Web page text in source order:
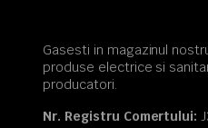
Gasesti in magazinul
produse electrice si
producatori.
Nr. Registru Comertului: